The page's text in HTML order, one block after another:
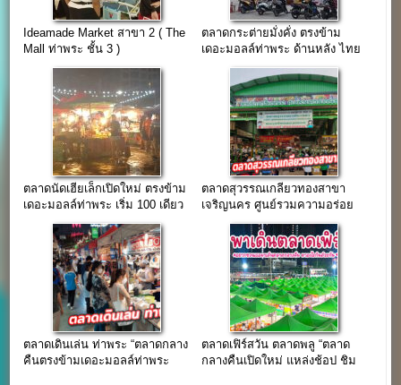
Ideamade Market สาขา 2 ( The
Mall ท่าพระ ชั้น 3 )
ตลาดกระต่ายมั่งคั่ง ตรงข้าม
เดอะมอลล์ท่าพระ ด้านหลัง ไทย
ตลาดนัดเฮียเล็กเปิดใหม่ ตรงข้าม
เดอะมอลล์ท่าพระ เริ่ม 100 เดียว
ตลาดสุวรรณเกลียวทองสาขา
เจริญนคร ศูนย์รวมความอร่อย
ตลาดเดินเล่น ท่าพระ “ตลาดกลาง
คืนตรงข้ามเดอะมอลล์ท่าพระ
ตลาดเฟิร์สวัน ตลาดพลู “ตลาด
กลางคืนเปิดใหม่ แหล่งช้อป ชิม